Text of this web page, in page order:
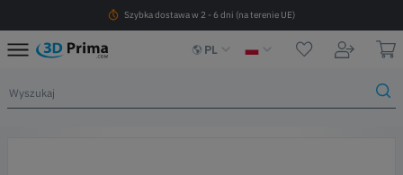
Szybka dostawa w 2 - 6 dni (na terenie UE)
PL